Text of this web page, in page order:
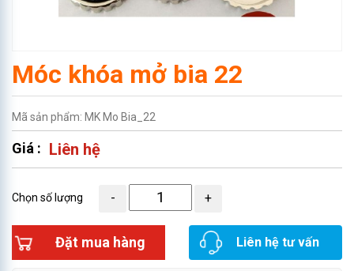
Móc khóa mở bia 22
Mã sản phẩm: MK Mo Bia_22
Giá : Liên hệ
Chọn số lượng
Đặt mua hàng Liên hệ tư vấn